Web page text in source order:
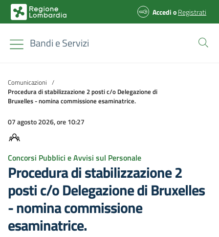
AccedioRegistrati
Bandi e Servizi
Comunicazioni /
Procedura di stabilizzazione 2 posti c/o Delegazione di
Bruxelles - nomina commissione esaminatrice.
07 agosto 2026, ore 10:27
Concorsi Pubblici e Avvisi sul Personale
Procedura di stabilizzazione 2
posti c/o Delegazione di Bruxelles
- nomina commissione
esaminatrice.